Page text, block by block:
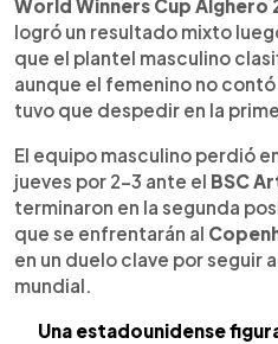
World Winners Cup Alghero
logró un resultado mixto
que el plantel masculino
aunque el femenino no
tuvo que despedir en la
El equipo masculino perdió
jueves por 2-3 ante el BSC
terminaron en la segunda
que se enfrentarán al
en un duelo clave por seguir
mundial.
Una estadounidense